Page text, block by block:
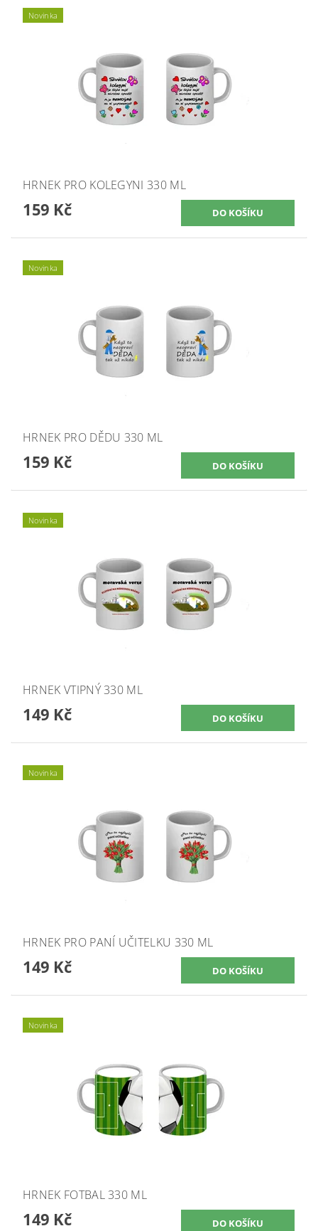
Novinka
HRNEK PRO KOLEGYNI 330 ML
159 Kč
Novinka
HRNEK PRO DĚDU 330 ML
159 Kč
Novinka
HRNEK VTIPNÝ 330 ML
149 Kč
Novinka
HRNEK PRO PANÍ UČITELKU 330 ML
149 Kč
Novinka
HRNEK FOTBAL 330 ML
149 Kč